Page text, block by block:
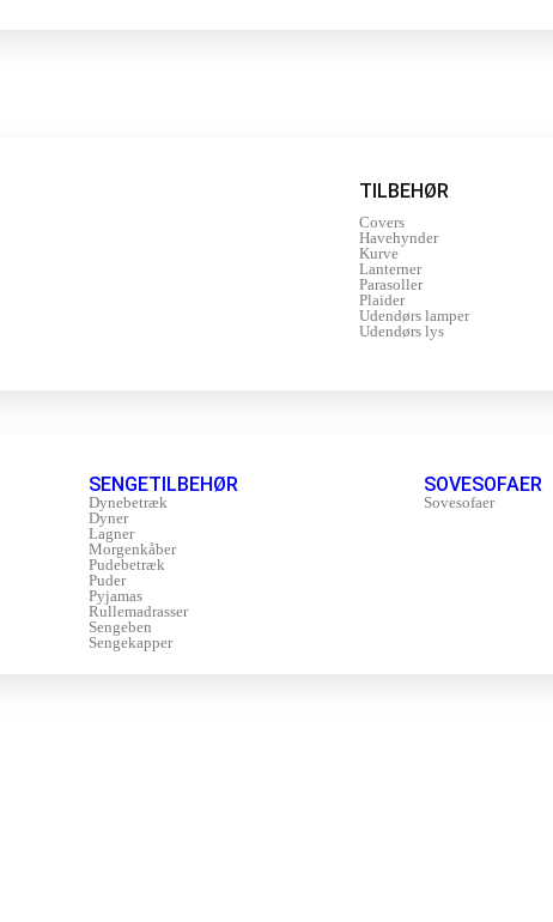
TILBEHØR
Covers
Havehynder
Kurve
Lanterner
Parasoller
Plaider
Udendørs lamper
Udendørs lys
SENGETILBEHØR
Dynebetræk
Dyner
Lagner
Morgenkåber
Pudebetræk
Puder
Pyjamas
Rullemadrasser
Sengeben
Sengekapper
SOVESOFAER
Sovesofaer